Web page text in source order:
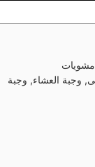
وجبة العشاء, وجبة